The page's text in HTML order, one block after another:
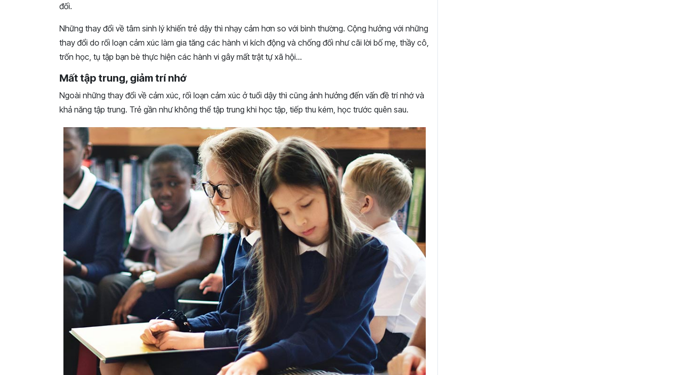
đối.
Những thay đổi về tâm sinh lý khiến trẻ dậy thì nhạy cảm hơn so với bình thường. Cộng hưởng với những
thay đổi do rối loạn cảm xúc làm gia tăng các hành vi kích động và chống đối như cãi lời bố mẹ, thầy cô,
trốn học, tụ tập bạn bè thực hiện các hành vi gây mất trật tự xã hội…
Mất tập trung, giảm trí nhớ
Ngoài những thay đổi về cảm xúc, rối loạn cảm xúc ở tuổi dậy thì cũng ảnh hưởng đến vấn đề trí nhớ và
khả năng tập trung. Trẻ gần như không thể tập trung khi học tập, tiếp thu kém, học trước quên sau.